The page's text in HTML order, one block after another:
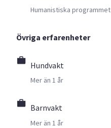
Humanistiska programmet
Övriga erfarenheter
Hundvakt
Mer än 1 år
Barnvakt
Mer än 1 år